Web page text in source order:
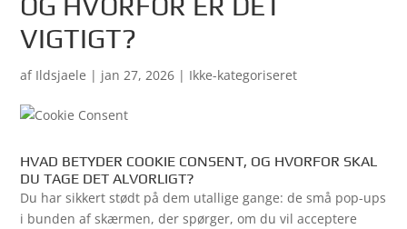
VIGTIGT?
af Ildsjaele | jan 27, 2026 | Ikke-kategoriseret
HVAD BETYDER COOKIE CONSENT, OG HVORFOR SKAL
DU TAGE DET ALVORLIGT?
Du har sikkert stødt på dem utallige gange: de små pop-ups
i bunden af skærmen, der spørger, om du vil acceptere